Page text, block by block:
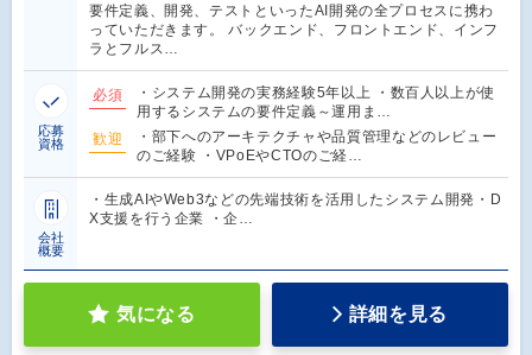
要件定義、開発、テストといったAI開発の全プロセスに携わ
っていただきます。 バックエンド、フロントエンド、インフ
ラとフルス…
応募
資格
必須
・システム開発の実務経験5年以上 ・数百人以上が使
用するシステムの要件定義～運用ま…
歓迎
・部下へのアーキテクチャや品質管理などのレビュー
のご経験 ・VPoEやCTOのご経…
会社
概要
・生成AIやWeb3などの先端技術を活用したシステム開発・D
X支援を行う企業 ・企…
気になる 詳細を見る